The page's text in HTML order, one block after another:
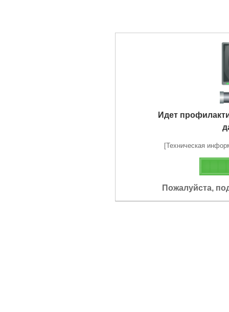
Идет
[Техническая
Пожалуйста,